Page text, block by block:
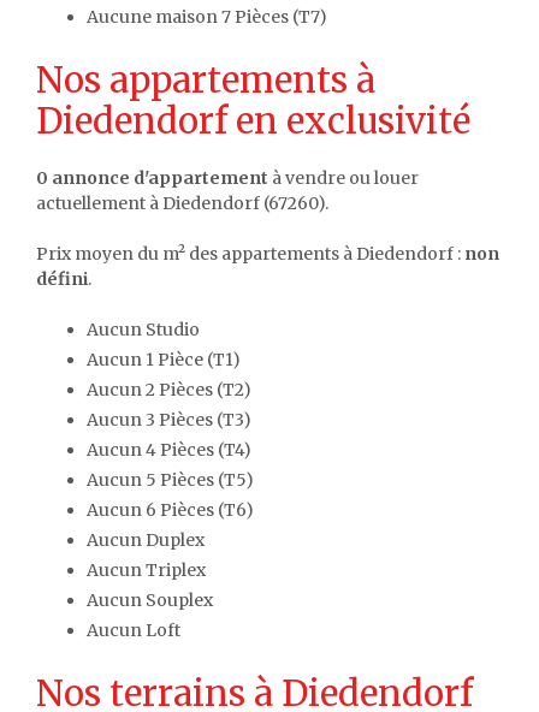
Aucune maison 7 Pièces (T7)
Nos appartements à
Diedendorf en exclusivité
0 annonce d'appartement à vendre ou louer
actuellement à Diedendorf (67260).
Prix moyen du m² des appartements à Diedendorf : non
défini.
Aucun Studio
Aucun 1 Pièce (T1)
Aucun 2 Pièces (T2)
Aucun 3 Pièces (T3)
Aucun 4 Pièces (T4)
Aucun 5 Pièces (T5)
Aucun 6 Pièces (T6)
Aucun Duplex
Aucun Triplex
Aucun Souplex
Aucun Loft
Nos terrains à Diedendorf